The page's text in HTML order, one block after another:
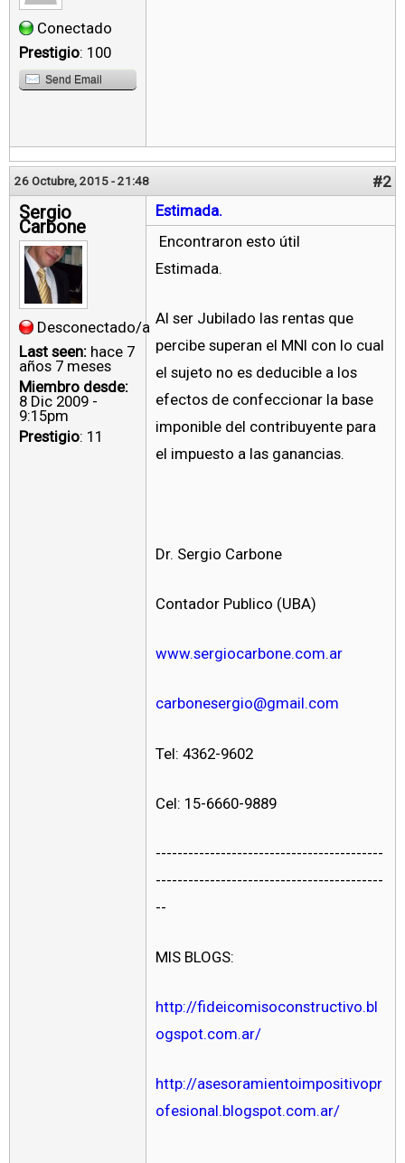
Conectado
Prestigio: 100
Send Email
26 Octubre, 2015 - 21:48 #2
Sergio
Carbone
Desconectado/a
Last seen: hace 7
años 7 meses
Miembro desde:
8 Dic 2009 -
9:15pm
Prestigio: 11
Estimada.
Encontraron esto útil
Estimada.
Al ser Jubilado las rentas que
percibe superan el MNI con lo cual
el sujeto no es deducible a los
efectos de confeccionar la base
imponible del contribuyente para
el impuesto a las ganancias.
Dr. Sergio Carbone
Contador Publico (UBA)
www.sergiocarbone.com.ar
carbonesergio@gmail.com
Tel: 4362-9602
Cel: 15-6660-9889
------------------------------------------
------------------------------------------
--
MIS BLOGS:
http://fideicomisoconstructivo.bl
ogspot.com.ar/
http://asesoramientoimpositivopr
ofesional.blogspot.com.ar/